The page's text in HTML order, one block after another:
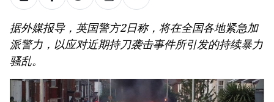
据外媒报导，英国警方2日称，将在全国各地紧急加
派警力，以应对近期持刀袭击事件所引发的持续暴力
骚乱。